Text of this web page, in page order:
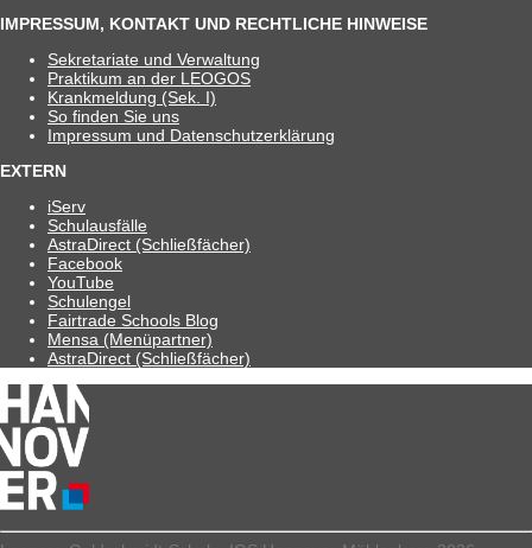
IMPRESSUM, KONTAKT UND RECHTLICHE HINWEISE
Sekre­ta­riate und Verwaltung
Prak­ti­kum an der LEOGOS
Krank­mel­dung (Sek. I)
So fin­den Sie uns
Impres­sum und Datenschutzerklärung
EXTERN
iServ
Schul­aus­fälle
Astra­Di­rect (Schließ­fä­cher)
Face­book
You­Tube
Schul­en­gel
Fair­trade Schools Blog
Mensa (Menü­part­ner)
Astra­Di­rect (Schließ­fä­cher)